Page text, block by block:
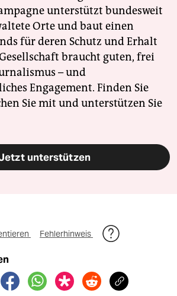
unterstützt bundesweit
Orte und baut einen
für deren Schutz und Erhalt
braucht guten, frei
– und
Engagement. Finden Sie
Sie mit und unterstützen Sie
unterstützen
Fehlerhinweis